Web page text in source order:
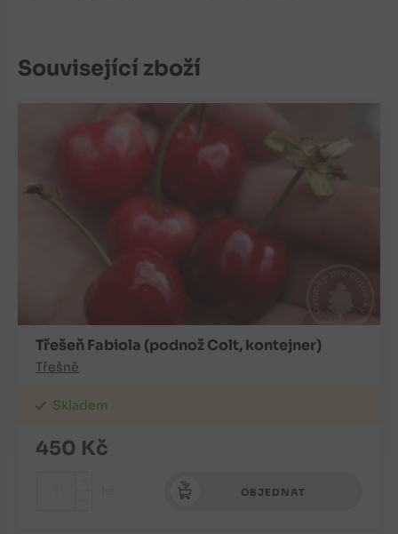
Související zboží
Třešeň Fabiola (podnož Colt, kontejner)
Třešně
Skladem
450 Kč
OBJEDNAT